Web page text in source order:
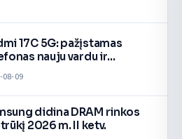
17C 5G: pažįstamas
nauju vardu ir
08-09
didina DRAM rinkos
2026 m. II ketv.